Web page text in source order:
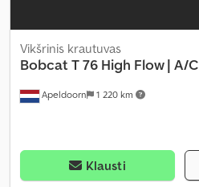
Apeldoorn 1 220 km
Vikšrinis krautuvas
Bobcat T 76 High Flow | A/C
Klausti